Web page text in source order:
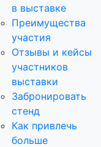
в выставке
Преимущества
участия
Отзывы и кейсы
участников
выставки
Забронировать
стенд
Как привлечь
больше